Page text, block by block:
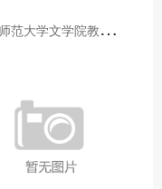
青
海师范大学文学院教师赴山东省相关高校和学术机构交流学习